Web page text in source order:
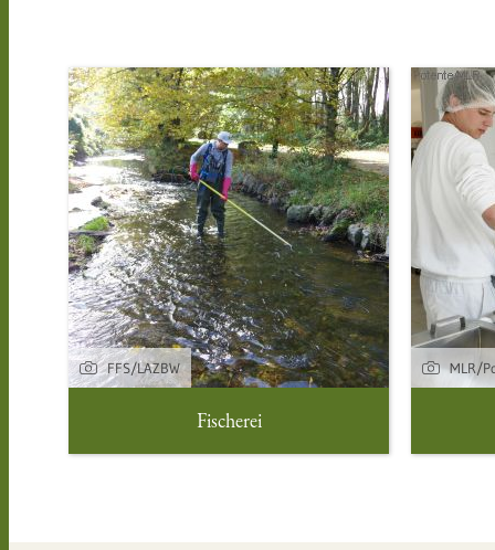
FFS/LAZBW
Fischerei
MLR/